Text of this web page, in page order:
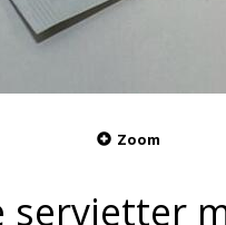
Zoom
servietter